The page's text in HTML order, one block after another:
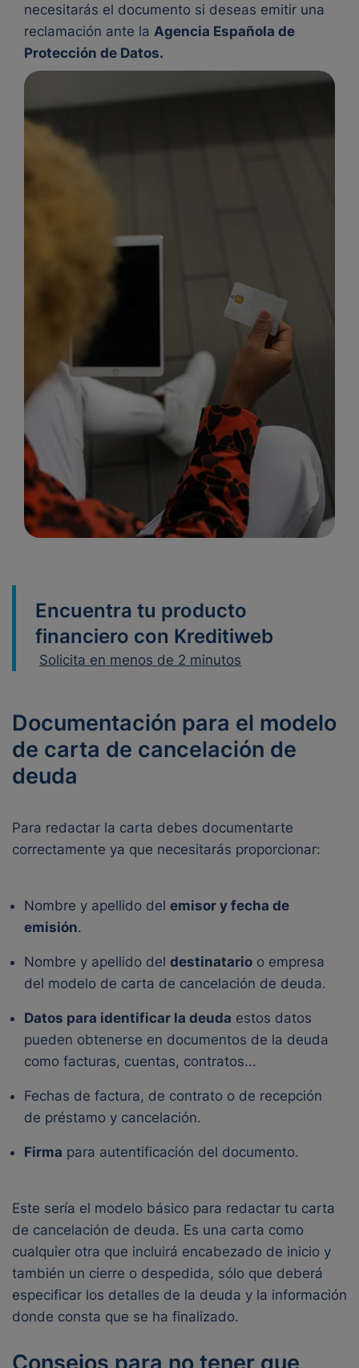
necesitarás el documento si deseas emitir una
reclamación ante la Agencia Española de
Protección de Datos.
Encuentra tu producto
financiero con Kreditiweb
Solicita en menos de 2 minutos
Documentación para el modelo
de carta de cancelación de
deuda
Para redactar la carta debes documentarte
correctamente ya que necesitarás proporcionar:
Nombre y apellido del emisor y fecha de
emisión.
Nombre y apellido del destinatario o empresa
del modelo de carta de cancelación de deuda.
Datos para identificar la deuda estos datos
pueden obtenerse en documentos de la deuda
como facturas, cuentas, contratos...
Fechas de factura, de contrato o de recepción
de préstamo y cancelación.
Firma para autentificación del documento.
Este sería el modelo básico para redactar tu carta
de cancelación de deuda. Es una carta como
cualquier otra que incluirá encabezado de inicio y
también un cierre o despedida, sólo que deberá
especificar los detalles de la deuda y la información
donde consta que se ha finalizado.